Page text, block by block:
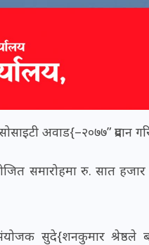
अवाड{–२०७७” प्रदान
समारोहमा रु. सात
सुदे{शनकुमार श्रेष्ठले